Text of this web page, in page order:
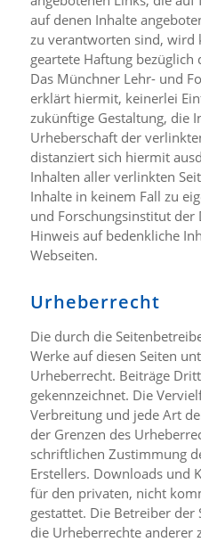
auf denen Inhalte
zu verantworten sind, wird
geartete Haftung
Das Münchner Lehr- und
erklärt hiermit, keinerlei
zukünftige Gestaltung, die
Urheberschaft der
distanziert sich hiermit
Inhalten aller verlinkten
Inhalte in keinem Fall zu
und Forschungsinstitut der
Hinweis auf bedenkliche
Webseiten.
Urheberrecht
Die durch die
Werke auf diesen Seiten
Urheberrecht. Beiträge
gekennzeichnet. Die
Verbreitung und jede Art
der Grenzen des
schriftlichen Zustimmung
Erstellers. Downloads und
für den privaten, nicht
gestattet. Die Betreiber
die Urheberrechte anderer